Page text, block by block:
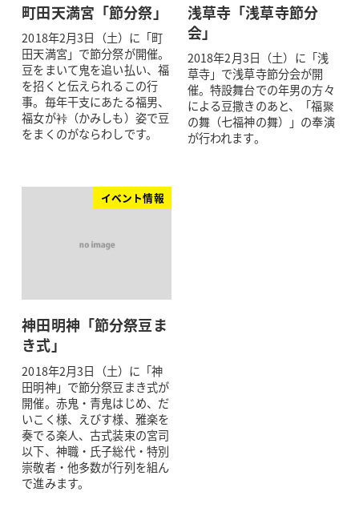
町田天満宮「節分祭」
2018年2月3日（土）に「町
田天満宮」で節分祭が開催。
豆をまいて鬼を追い払い、福
を招くと伝えられるこの行
事。毎年干支にあたる福男、
福女が裃（かみしも）姿で豆
をまくのがならわしです。
浅草寺「浅草寺節分
会」
2018年2月3日（土）に「浅
草寺」で浅草寺節分会が開
催。特設舞台での年男の方々
による豆撒きのあと、「福聚
の舞（七福神の舞）」の奉演
が行われます。
イベント情報
神田明神「節分祭豆ま
き式」
2018年2月3日（土）に「神
田明神」で節分祭豆まき式が
開催。赤鬼・青鬼はじめ、だ
いこく様、えびす様、雅楽を
奏でる楽人、古式装束の宮司
以下、神職・氏子総代・特別
崇敬者・他多数が行列を組ん
で進みます。